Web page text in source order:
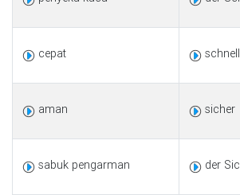
cepat schnell
aman sicher
sabuk pengarman der